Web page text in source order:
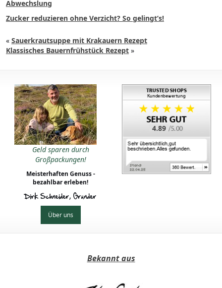
Abwechslung
Zucker reduzieren ohne Verzicht? So gelingt’s!
« Sauerkrautsuppe mit Krakauern Rezept
Klassisches Bauernfrühstück Rezept »
Geld sparen durch
Großpackungen!
Meisterhaften Genuss -
bezahlbar erleben!
Dirk Schneider, Gründer
Über uns
4.89
Bekannt aus